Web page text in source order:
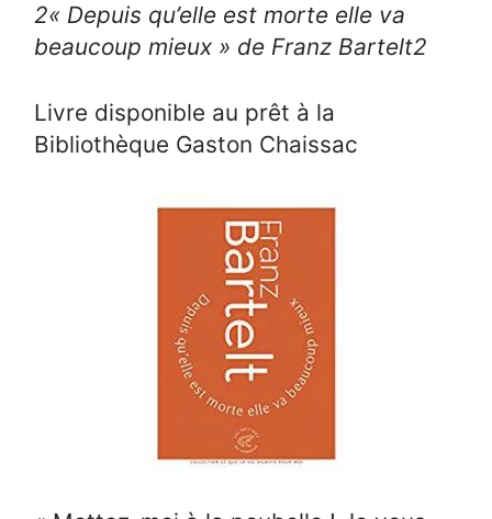
2« Depuis qu’elle est morte elle va
beaucoup mieux » de Franz Bartelt2
Livre disponible au prêt à la
Bibliothèque Gaston Chaissac